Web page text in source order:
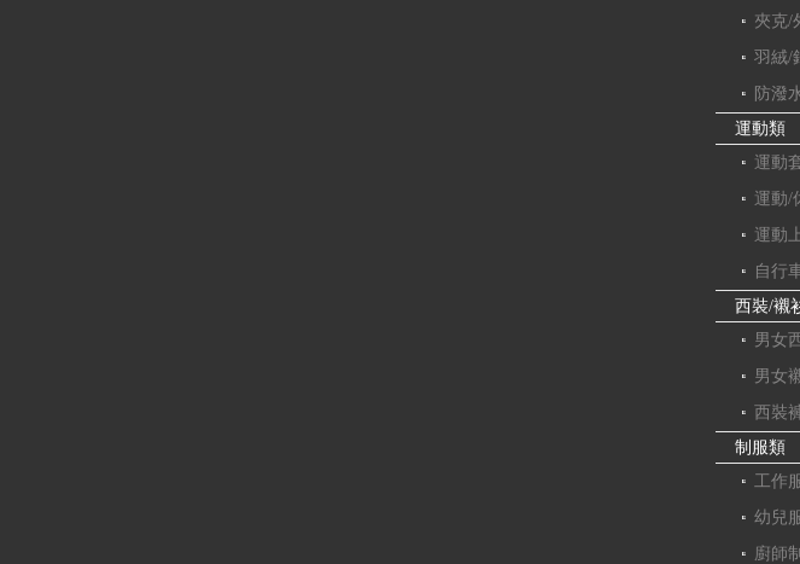
夾克/
羽絨/
防潑
運動類
運動
運動/
運動
自行
西裝/襯
男女
男女
西裝
制服類
工作
幼兒
廚師